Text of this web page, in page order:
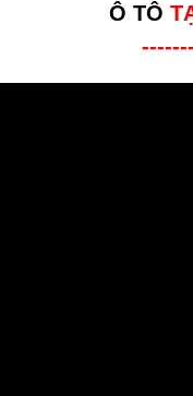
Ô TÔ